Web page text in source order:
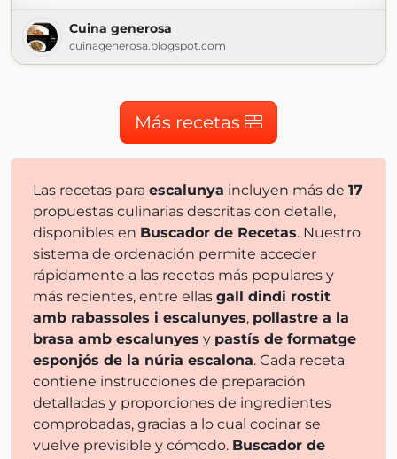
Cuina generosa
cuinagenerosa.blogspot.com
Más recetas
Las recetas para escalunya incluyen más de 17
propuestas culinarias descritas con detalle,
disponibles en Buscador de Recetas. Nuestro
sistema de ordenación permite acceder
rápidamente a las recetas más populares y
más recientes, entre ellas gall dindi rostit
amb rabassoles i escalunyes, pollastre a la
brasa amb escalunyes y pastís de formatge
esponjós de la núria escalona. Cada receta
contiene instrucciones de preparación
detalladas y proporciones de ingredientes
comprobadas, gracias a lo cual cocinar se
vuelve previsible y cómodo. Buscador de